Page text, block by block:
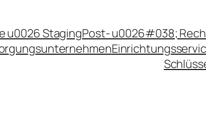
u0026 StagingPost- u0026#038;